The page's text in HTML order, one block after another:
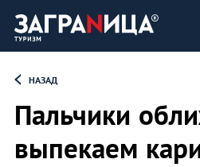
НАЗАД
Пальчики
выпекаем